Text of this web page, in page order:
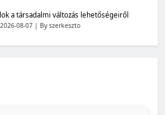
a társadalmi változás lehetőségeiről
08-07 By szerkeszto